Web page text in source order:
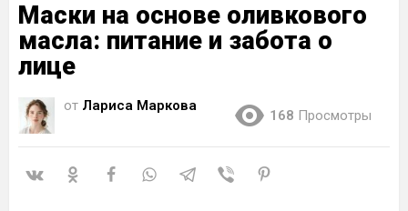
Маски на основе оливкового
масла: питание и забота о
лице
от Лариса Маркова
168 Просмотры